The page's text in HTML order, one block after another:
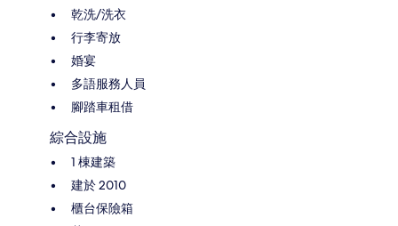
乾洗/洗衣
行李寄放
婚宴
多語服務人員
腳踏車租借
綜合設施
1 棟建築
建於 2010
櫃台保險箱